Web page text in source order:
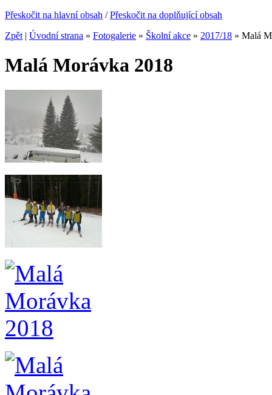
Přeskočit na hlavní obsah /Přeskočit na doplňující obsah
Zpět | Úvodní strana » Fotogalerie » Školní akce » 2017/18 » Malá
Malá Morávka 2018